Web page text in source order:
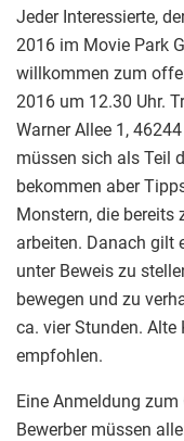
Jeder Interessierte,
2016 im Movie Park
willkommen zum
2016 um 12.30 Uhr.
Warner Allee 1,
müssen sich als Teil
bekommen aber
Monstern, die bereits
arbeiten. Danach gilt
unter Beweis zu
bewegen und zu
ca. vier Stunden.
empfohlen.
Eine Anmeldung
Bewerber müssen